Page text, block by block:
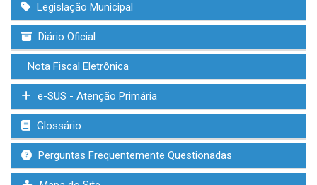
Legislação Municipal
Diário Oficial
Nota Fiscal Eletrônica
e-SUS - Atenção Primária
Glossário
Perguntas Frequentemente Questionadas